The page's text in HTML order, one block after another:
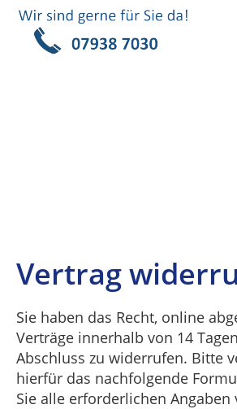
Vertrag
Sie haben das Recht, online
Verträge innerhalb von 14
Abschluss zu widerrufen. Bitte
hierfür das nachfolgende
Sie alle erforderlichen Angaben